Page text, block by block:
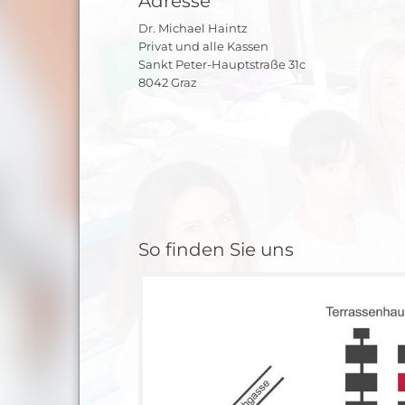
Dr. Michael Haintz
Privat und alle Kassen
Sankt Peter-Hauptstraße 31c
8042 Graz
So finden Sie uns